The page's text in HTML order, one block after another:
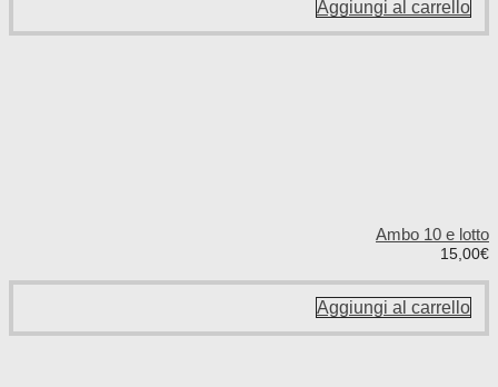
Aggiungi al carrello
Ambo 10 e lotto
15,00€
Aggiungi al carrello